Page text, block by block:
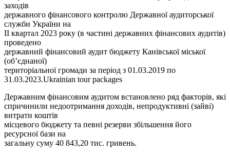
заходів
державного фінансового контролю Державної аудиторської
служби України на
ІІ квартал 2023 року (в частині державних фінансових аудитів)
проведено
державний фінансовий аудит бюджету Канівської міської
(об’єднаної)
територіальної громади за період з 01.03.2019 по
31.03.2023.Ukrainian tour packages
Державним фінансовим аудитом встановлено ряд факторів, які
спричинили недоотримання доходів, непродуктивні (зайві)
витрати коштів
місцевого бюджету та певні резерви збільшення його
ресурсної бази на
загальну суму 40 843,20 тис. гривень.